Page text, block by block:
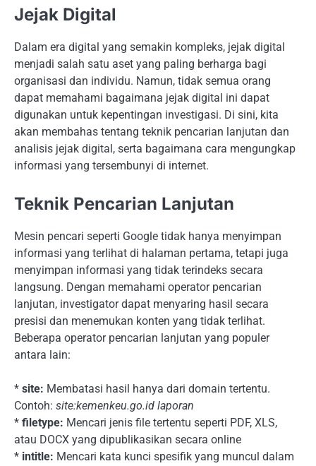
Jejak Digital
Dalam era digital yang semakin kompleks, jejak digital
menjadi salah satu aset yang paling berharga bagi
organisasi dan individu. Namun, tidak semua orang
dapat memahami bagaimana jejak digital ini dapat
digunakan untuk kepentingan investigasi. Di sini, kita
akan membahas tentang teknik pencarian lanjutan dan
analisis jejak digital, serta bagaimana cara mengungkap
informasi yang tersembunyi di internet.
Teknik Pencarian Lanjutan
Mesin pencari seperti Google tidak hanya menyimpan
informasi yang terlihat di halaman pertama, tetapi juga
menyimpan informasi yang tidak terindeks secara
langsung. Dengan memahami operator pencarian
lanjutan, investigator dapat menyaring hasil secara
presisi dan menemukan konten yang tidak terlihat.
Beberapa operator pencarian lanjutan yang populer
antara lain:
* site: Membatasi hasil hanya dari domain tertentu.
Contoh: site:kemenkeu.go.id laporan
* filetype: Mencari jenis file tertentu seperti PDF, XLS,
atau DOCX yang dipublikasikan secara online
* intitle: Mencari kata kunci spesifik yang muncul dalam